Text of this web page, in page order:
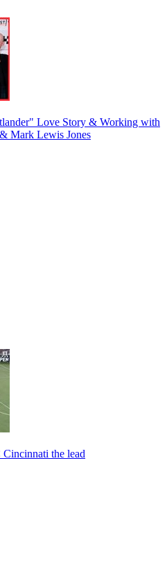
Love Story & Working with
Mark Lewis Jones
the lead